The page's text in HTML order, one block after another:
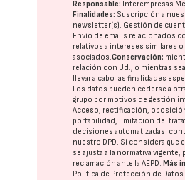
Responsable: Interempresas
Finalidades: Suscripción a
newsletter(s). Gestión de
Envío de emails relacionados
relativos a intereses similares o
asociados.Conservación:
relación con Ud., o mientras
llevar a cabo las finalidades
Los datos pueden cederse a
grupo por motivos de gestión
Acceso, rectificación,
portabilidad, limitación del
decisiones automatizadas:
nuestro DPD. Si considera que
se ajusta a la normativa vigente,
reclamación ante laAEPD. Más
Política de Protección de Datos